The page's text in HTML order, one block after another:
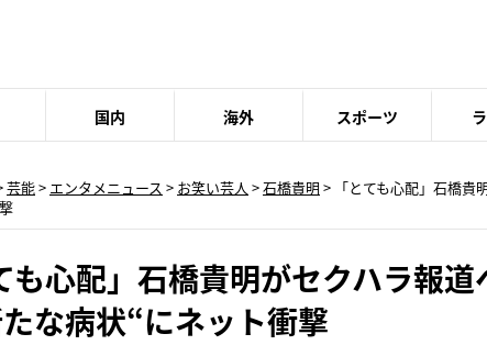
国内 海外 スポーツ
芸能> エンタメニュース > お笑い芸人 >石橋貴明 > 「とても心配」石橋貴
も心配」石橋貴明がセクハラ報
な病状“にネット衝撃